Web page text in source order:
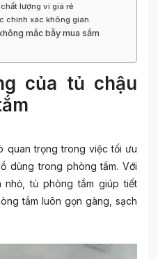
lượng vì giá rẻ
chính xác không gian
mắc bẫy mua sắm
của tủ chậu
quan trọng trong việc tối ưu
dùng trong phòng tắm. Với
tủ phòng tắm giúp tiết
tắm luôn gọn gàng, sạch